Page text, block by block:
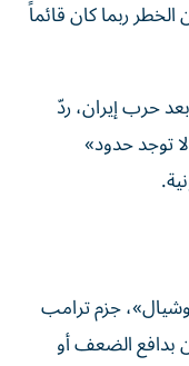
ربما كان قائماً
حرب إيران، ردّ
توجد حدود»
جزم ترامب
بدافع الضعف أو